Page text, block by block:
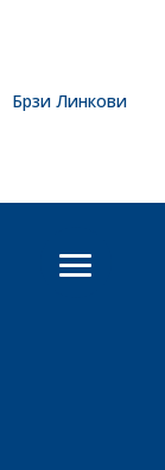
Брзи Линкови